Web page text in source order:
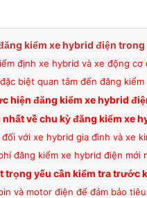
kiểm xe hybrid điện
định xe hybrid và xe động
biệt quan tâm đến đăng
hiện đăng kiểm xe hybrid
về chu kỳ đăng kiểm xe
với xe hybrid gia đình và xe
đăng kiểm xe hybrid điện mới
trọng yếu cần kiểm tra trước
và motor điện để đảm bảo